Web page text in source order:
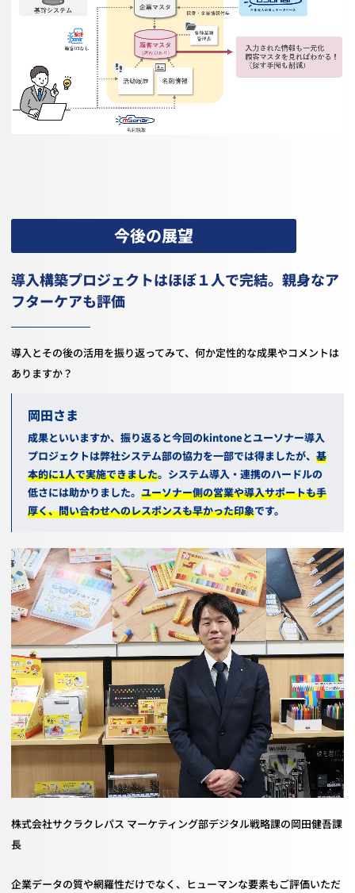
今後の展望
導入構築プロジェクトはほぼ１人で完結。親身なア
フターケアも評価
導入とその後の活用を振り返ってみて、何か定性的な成果やコメントは
ありますか？
岡田
成果といいますか、振り返ると今回のkintoneとユーソナー導入
プロジェクトは弊社システム部の協力を一部では得ましたが、 基
本的に1人で実施できました。 システム導入 ・連携のハードルの
低さには助かりました。 ユーソナー側の営業や導入サポートも手
厚く、問い合わせへのレスポンスも早かった印象です。
株式会社サクラクレパス マーケティング部デジタル戦略課の岡田健吾課
長
企業データの質や網羅性だけでなく、ヒューマンな要素もご評価いただ